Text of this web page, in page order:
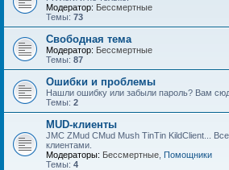
Модератор: Бессмертные
Темы: 73
Свободная тема
Модератор: Бессмертные
Темы: 87
Ошибки и проблемы
Нашли ошибку или забыли пароль? Вам
Темы: 2
MUD-клиенты
JMC ZMud CMud Mush TinTin KildClient...
клиентами.
Модераторы: Бессмертные Помощники
Темы: 4